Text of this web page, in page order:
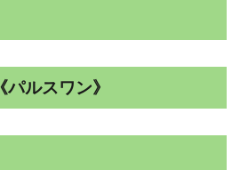
パルスワン》